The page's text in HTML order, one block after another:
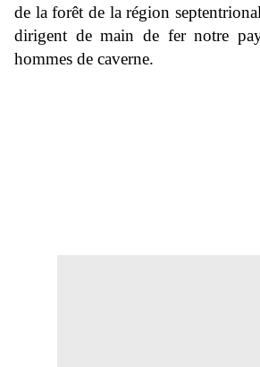
de la forêt de la région
dirigent de main de fer notre
hommes de caverne.